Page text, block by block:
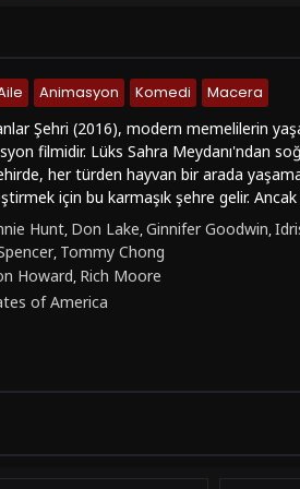
Animasyon Komedi
Macera
Şehri (2016), modern memelilerin
filmidir. Lüks Sahra Meydanı'ndan
her türden hayvan bir arada
için bu karmaşık şehre gelir.
karşılaşır. Kendini kanıtlamak isteyen
olayı çözmeye çalışır.Zootropolis'un
derinlikli karakterler yer almaktadır.
karakterler, izleyicileri hikayeye
keyifli bir deneyim
içermektedir. Macera dolu bir
Hunt, Don Lake,Ginnifer Goodwin,
, Tommy Chong
Howard, Rich Moore
of America